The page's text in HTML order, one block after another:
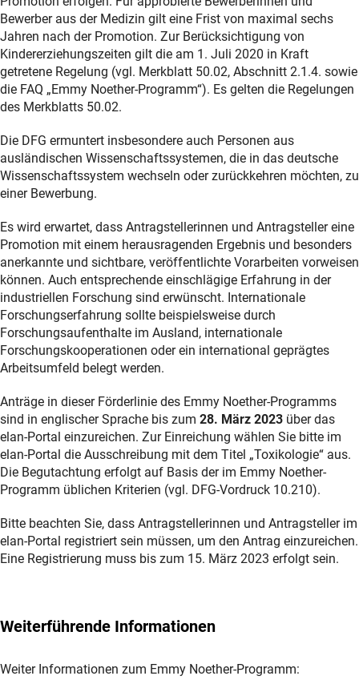
Bewerber aus der Medizin gilt eine Frist von maximal sechs
Jahren nach der Promotion. Zur Berücksichtigung von
Kindererziehungszeiten gilt die am 1. Juli 2020 in Kraft
getretene Regelung (vgl. Merkblatt 50.02, Abschnitt 2.1.4. sowie
die FAQ „Emmy Noether-Programm“). Es gelten die Regelungen
des Merkblatts 50.02.
Die DFG ermuntert insbesondere auch Personen aus
ausländischen Wissenschaftssystemen, die in das deutsche
Wissenschaftssystem wechseln oder zurückkehren möchten, zu
einer Bewerbung.
Es wird erwartet, dass Antragstellerinnen und Antragsteller eine
Promotion mit einem herausragenden Ergebnis und besonders
anerkannte und sichtbare, veröffentlichte Vorarbeiten vorweisen
können. Auch entsprechende einschlägige Erfahrung in der
industriellen Forschung sind erwünscht. Internationale
Forschungserfahrung sollte beispielsweise durch
Forschungsaufenthalte im Ausland, internationale
Forschungskooperationen oder ein international geprägtes
Arbeitsumfeld belegt werden.
Anträge in dieser Förderlinie des Emmy Noether-Programms
sind in englischer Sprache bis zum 28. März 2023 über das
elan-Portal einzureichen. Zur Einreichung wählen Sie bitte im
elan-Portal die Ausschreibung mit dem Titel „Toxikologie“ aus.
Die Begutachtung erfolgt auf Basis der im Emmy Noether-
Programm üblichen Kriterien (vgl. DFG-Vordruck 10.210).
Bitte beachten Sie, dass Antragstellerinnen und Antragsteller im
elan-Portal registriert sein müssen, um den Antrag einzureichen.
Eine Registrierung muss bis zum 15. März 2023 erfolgt sein.
Weiterführende Informationen
Weiter Informationen zum Emmy Noether-Programm: